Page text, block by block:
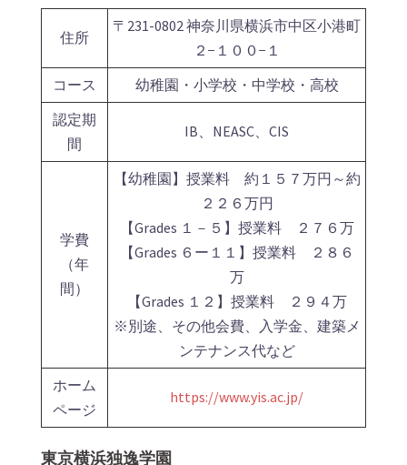
住所
〒231-0802 神奈川県横浜市中区小港町
２−１００−１
コース
幼稚園・小学校・中学校・高校
認定期
間
IB、NEASC、CIS
学費
（年
間）
【幼稚園】授業料 約１５７万円～約
２２６万円
【Grades １－５】授業料 ２７６万
【Grades ６ー１１】授業料 ２８６
万
【Grades １２】授業料 ２９４万
※別途、その他会費、入学金、建築メ
ンテナンス代など
ホーム
ページ
https://www.yis.ac.jp/
東京横浜独逸学園